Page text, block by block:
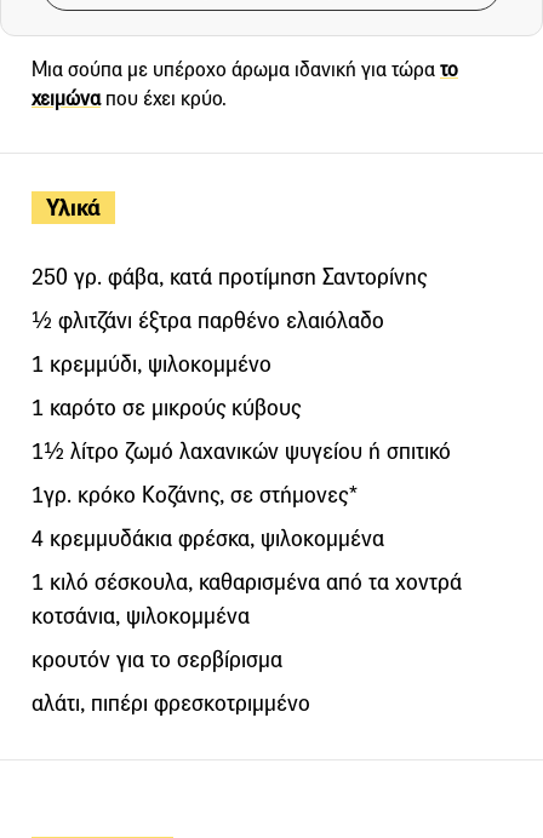
Υλικά
250 γρ. φάβα, κατά προτίμηση Σαντορίνης
½ φλιτζάνι έξτρα παρθένο ελαιόλαδο
1 κρεμμύδι, ψιλοκομμένο
1 καρότο σε μικρούς κύβους
1½ λίτρο ζωμό λαχανικών ψυγείου ή σπιτικό
1γρ. κρόκο Κοζάνης, σε στήμονες*
4 κρεμμυδάκια φρέσκα, ψιλοκομμένα
1 κιλό σέσκουλα, καθαρισμένα από τα χοντρά
κοτσάνια, ψιλοκομμένα
κρουτόν για το σερβίρισμα
αλάτι, πιπέρι φρεσκοτριμμένο
Μια σούπα με υπέροχο άρωμα ιδανική για τώρατο
χειμώναπου έχει κρύο.